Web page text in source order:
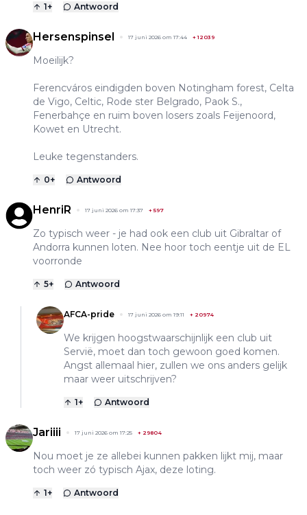
1+ Antwoord
Hersenspinsel 17 juni 2026 om 17:44 +12039
Moeilijk?
Ferencváros eindigden boven Notingham forest, Celta
de Vigo, Celtic, Rode ster Belgrado, Paok S.,
Fenerbahçe en ruim boven losers zoals Feijenoord,
Kowet en Utrecht.
Leuke tegenstanders.
0+ Antwoord
HenriR 17 juni 2026 om 17:37 + 597
Zo typisch weer - je had ook een club uit Gibraltar of
Andorra kunnen loten. Nee hoor toch eentje uit de EL
voorronde
5+ Antwoord
AFCA-pride 17 juni 2026 om 19:11 + 20974
We krijgen hoogstwaarschijnlijk een club uit
Servië, moet dan toch gewoon goed komen.
Angst allemaal hier, zullen we ons anders gelijk
maar weer uitschrijven?
1+ Antwoord
Jariiii 17 juni 2026 om 17:25 + 29804
Nou moet je ze allebei kunnen pakken lijkt mij, maar
toch weer zó typisch Ajax, deze loting.
1+ Antwoord